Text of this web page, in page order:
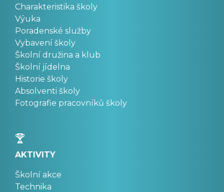
Charakteristika školy
Výuka
Poradenské služby
Vybavení školy
Školní družina a klub
Školní jídelna
Historie školy
Absolventi školy
Fotografie pracovníků školy
AKTIVITY
Školní akce
Technika